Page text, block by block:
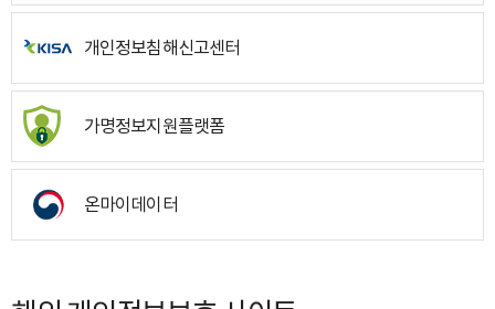
개인정보침해신고센터
가명정보지원플랫폼
온마이데이터